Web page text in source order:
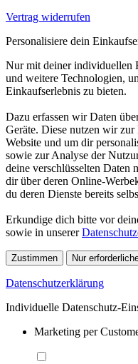
Vertrag widerrufen
Personalisiere dein
Nur mit deiner individuellen
und weitere Technologien,
Einkaufserlebnis zu bieten.
Dazu erfassen wir Daten
Geräte. Diese nutzen wir
Website und um dir
sowie zur Analyse der
deine verschlüsselten Daten
dir über deren Online-
du deren Dienste bereits
Erkundige dich bitte vor
sowie in unserer
Zustimmen Nur
Datenschutzerklärung
Individuelle Datenschutz-
Marketing per